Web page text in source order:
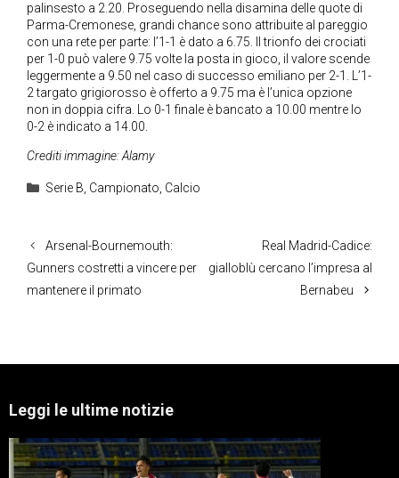
palinsesto a 2.20. Proseguendo nella disamina delle quote di
Parma-Cremonese, grandi chance sono attribuite al pareggio
con una rete per parte: l’1-1 è dato a 6.75. Il trionfo dei crociati
per 1-0 può valere 9.75 volte la posta in gioco, il valore scende
leggermente a 9.50 nel caso di successo emiliano per 2-1. L’1-
2 targato grigiorosso è offerto a 9.75 ma è l’unica opzione
non in doppia cifra. Lo 0-1 finale è bancato a 10.00 mentre lo
0-2 è indicato a 14.00.
Crediti immagine: Alamy
Categorie
Serie B, Campionato, Calcio
Arsenal-Bournemouth:
Gunners costretti a vincere per
mantenere il primato
Real Madrid-Cadice:
gialloblù cercano l’impresa al
Bernabeu
Leggi le ultime notizie